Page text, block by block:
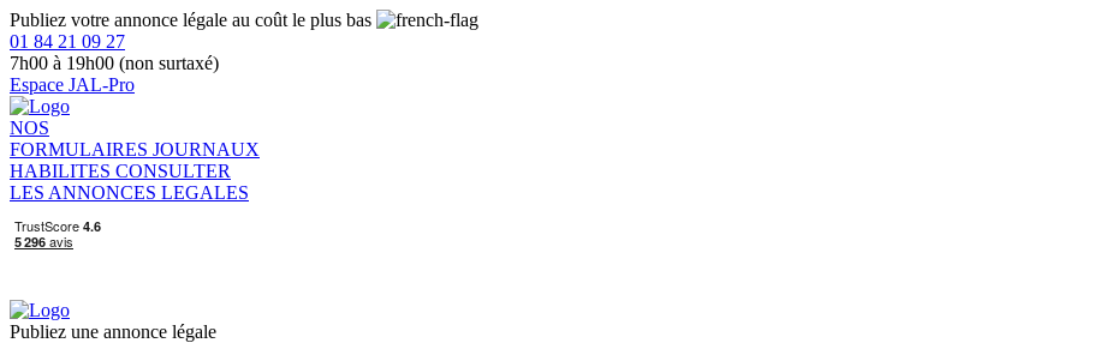
Publiez votre annonce légale au coût le plus bas
01 84 21 09 27
7h00 à 19h00 (non surtaxé)
Espace JAL-Pro
NOS
FORMULAIRES JOURNAUX
HABILITES CONSULTER
LES ANNONCES LEGALES
Publiez une annonce légale